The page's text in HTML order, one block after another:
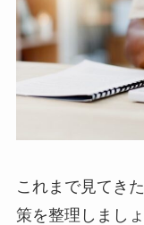
これまで見てき
策を整理しまし